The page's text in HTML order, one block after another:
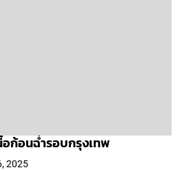
อก้อนฉ่ำรอบกรุงเทพ
2025